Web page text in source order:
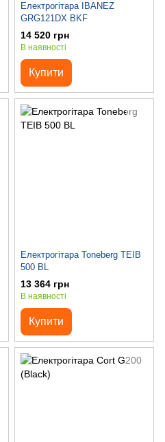
Електрогітара IBANEZ
GRG121DX BKF
14 520 грн
В наявності
Купити
Електрогітара Toneberg TEIB
500 BL
13 364 грн
В наявності
Купити